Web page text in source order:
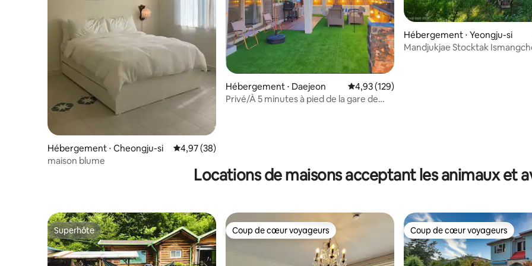
Hébergement ⋅ Cheongju-si Évaluation moyenne sur la base de 38 commentaires : 4,97 sur 5
4,97 (38)
maison blume
Hébergement ⋅ Daejeon Évaluation moyenne sur la base de 129
4,93 (129)
Privé/À 5 minutes à pied de la gare de
Hébergement ⋅ Yeongju-si
Mandjukjae Stocktak
Locations de maisons acceptant les animaux et
Superhôte
Superhôte Coup de cœur voyageurs
Coup de cœur voyageurs Coup de cœur voyageurs
Coup de cœur voyageurs